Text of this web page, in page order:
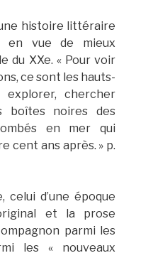
histoire littéraire
en vue de mieux
du XXe. « Pour voir
ce sont les hauts-
explorer, chercher
boîtes noires des
en mer qui
cent ans après. » p.
celui d’une époque
et la prose
parmi les
les « nouveaux